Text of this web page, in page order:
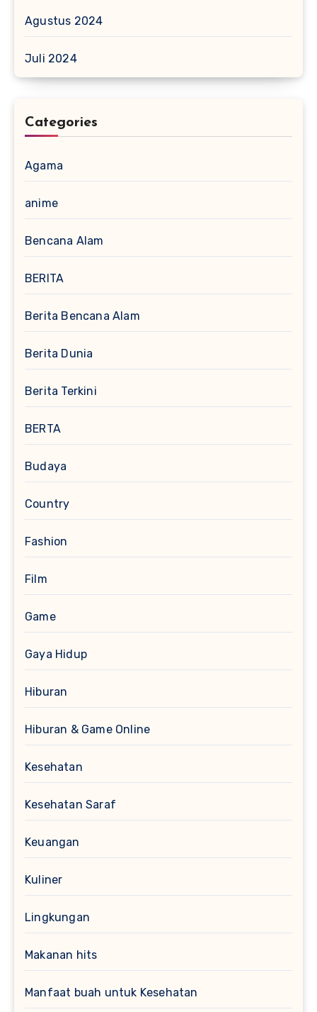
Agustus 2024
Juli 2024
Categories
Agama
anime
Bencana Alam
BERITA
Berita Bencana Alam
Berita Dunia
Berita Terkini
BERTA
Budaya
Country
Fashion
Film
Game
Gaya Hidup
Hiburan
Hiburan & Game Online
Kesehatan
Kesehatan Saraf
Keuangan
Kuliner
Lingkungan
Makanan hits
Manfaat buah untuk Kesehatan